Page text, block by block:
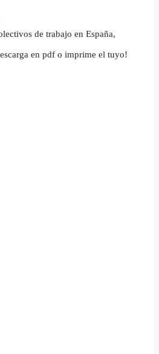
de trabajo en España,
en pdf o imprime el tuyo!